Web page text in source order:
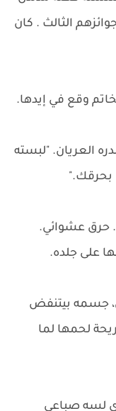
الثالث . كان
وقع في إيدها.
العريان. "لبسته
بحرقك."
حرق عشوائي.
على جلده.
جسمه بيتنفض
لحمها لما
لسه صباعي